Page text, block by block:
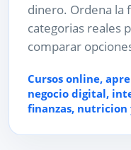
dinero. Ordena la
categorias reales
comparar
Cursos online,
negocio digital,
finanzas,